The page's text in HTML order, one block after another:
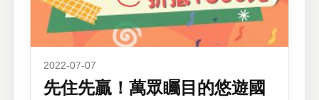
2022-07-07
先住先贏！萬眾矚目的悠遊國